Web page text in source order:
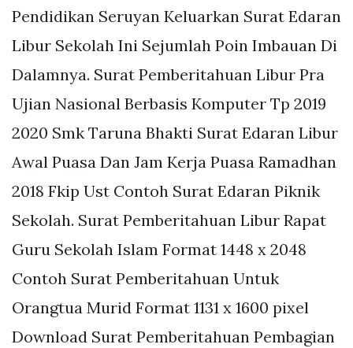
Pendidikan Seruyan Keluarkan Surat Edaran
Libur Sekolah Ini Sejumlah Poin Imbauan Di
Dalamnya. Surat Pemberitahuan Libur Pra
Ujian Nasional Berbasis Komputer Tp 2019
2020 Smk Taruna Bhakti Surat Edaran Libur
Awal Puasa Dan Jam Kerja Puasa Ramadhan
2018 Fkip Ust Contoh Surat Edaran Piknik
Sekolah. Surat Pemberitahuan Libur Rapat
Guru Sekolah Islam Format 1448 x 2048
Contoh Surat Pemberitahuan Untuk
Orangtua Murid Format 1131 x 1600 pixel
Download Surat Pemberitahuan Pembagian